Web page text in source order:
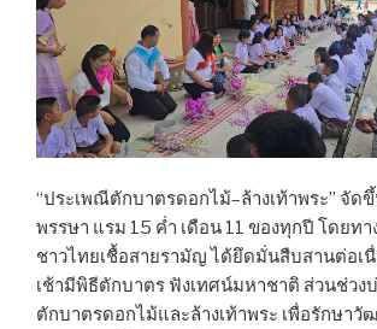
“ประเพณีตักบาตรดอกไม้–ล้างเท้าพระ” จัด
พรรษา แรม 15 ค่ำ เดือน 11 ของทุกปี โดยทา
ชาวไทยเชื้อสายรามัญ ได้ยึดมั่นสืบสานต่อเ
เช้ามีพิธีตักบาตร ฟังเทศน์มหาชาติ ส่วนช่วง
ตักบาตรดอกไม้และล้างเท้าพระ เพื่อรักษาวั